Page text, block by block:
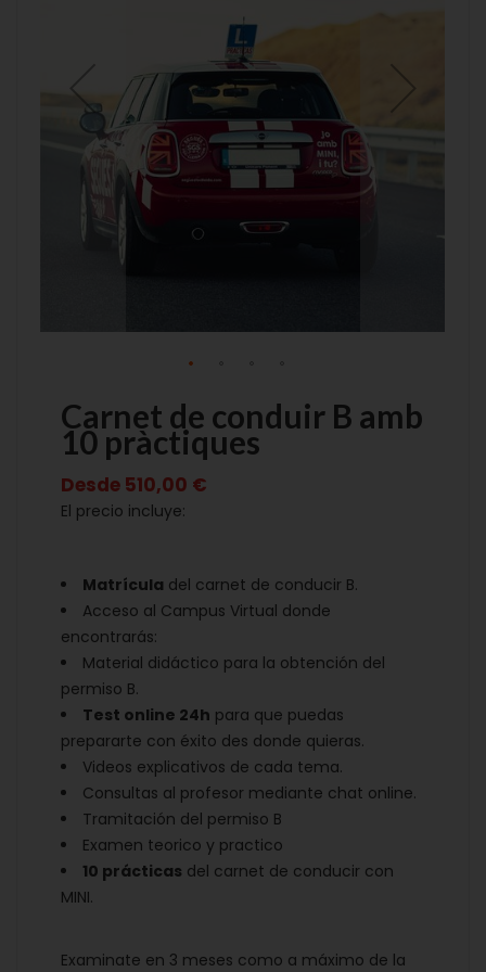
Carnet de conduir B amb
10 pràctiques
Desde 510,00 €
El precio incluye:
Matrícula del carnet de conducir B.
Acceso al Campus Virtual donde
encontrarás:
Material didáctico para la obtención del
permiso B.
Test online 24h para que puedas
prepararte con éxito des donde quieras.
Videos explicativos de cada tema.
Consultas al profesor mediante chat online.
Tramitación del permiso B
Examen teorico y practico
10 prácticas del carnet de conducir con
MINI.
Examinate en 3 meses como a máximo de la